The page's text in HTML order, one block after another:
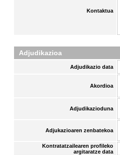
Kontaktua
Adjudikazioa
Adjudikazio data
Akordioa
Adjudikazioduna
Adjukazioaren zenbatekoa
Kontratatzailearen profileko
argitaratze data